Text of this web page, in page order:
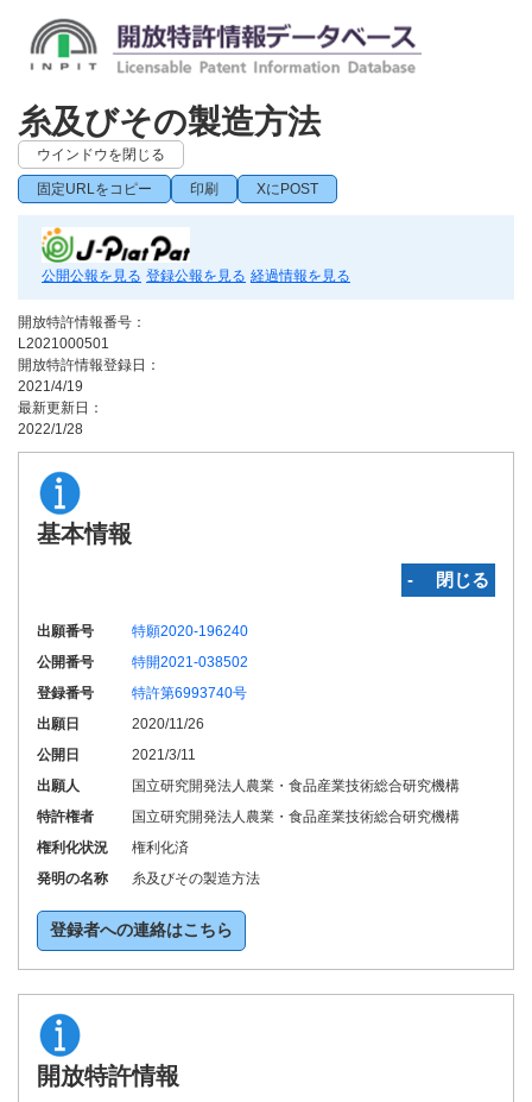
糸及びその製造方法
ウインドウを閉じる
固定URLをコピー 印刷 XにPOST
公開公報を見る 登録公報を見る 経過情報を見る
開放特許情報番号：
L2021000501
開放特許情報登録日：
2021/4/19
最新更新日：
2022/1/28
基本情報
‐ 閉じる
出願番号
特願2020-196240
公開番号
特開2021-038502
登録番号
特許第6993740号
出願日
2020/11/26
公開日
2021/3/11
出願人
国立研究開発法人農業・食品産業技術総合研究機構
特許権者
国立研究開発法人農業・食品産業技術総合研究機構
権利化状況
権利化済
発明の名称
糸及びその製造方法
登録者への連絡はこちら
開放特許情報